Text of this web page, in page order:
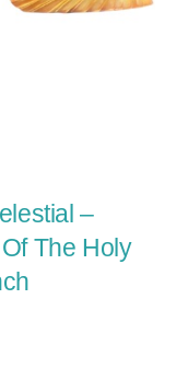
–
The Holy